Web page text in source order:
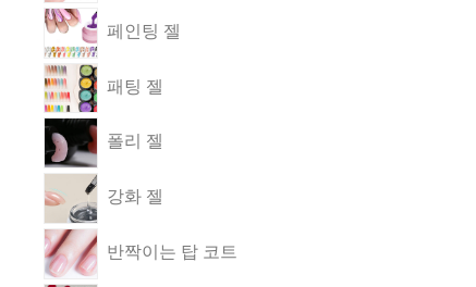
페인팅 젤
패팅 젤
폴리 젤
강화 젤
반짝이는 탑 코트